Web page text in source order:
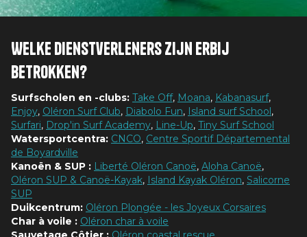
Welke dienstverleners zijn erbij
betrokken?
Surfscholen en -clubs: Take Off, Moana, Kabanasurf,
Enjoy, Oléron Surf Club, Diabolo Fun, Island surf School,
Surfari, Drop'in Surf Academy, Line-Up, Tiny Surf School
Watersportcentra: CNCO, Centre Sportif Départemental
de Boyardville
Kanoën & SUP : Liberté Oléron Canoë, Aloha Canoë,
Oléron SUP & Canoë-Kayak, Island Kayak Oléron, Salicorne
SUP
Duikcentrum: Oléron Plongée - les Joyeux Corsaires
Char à voile : Oléron char à voile